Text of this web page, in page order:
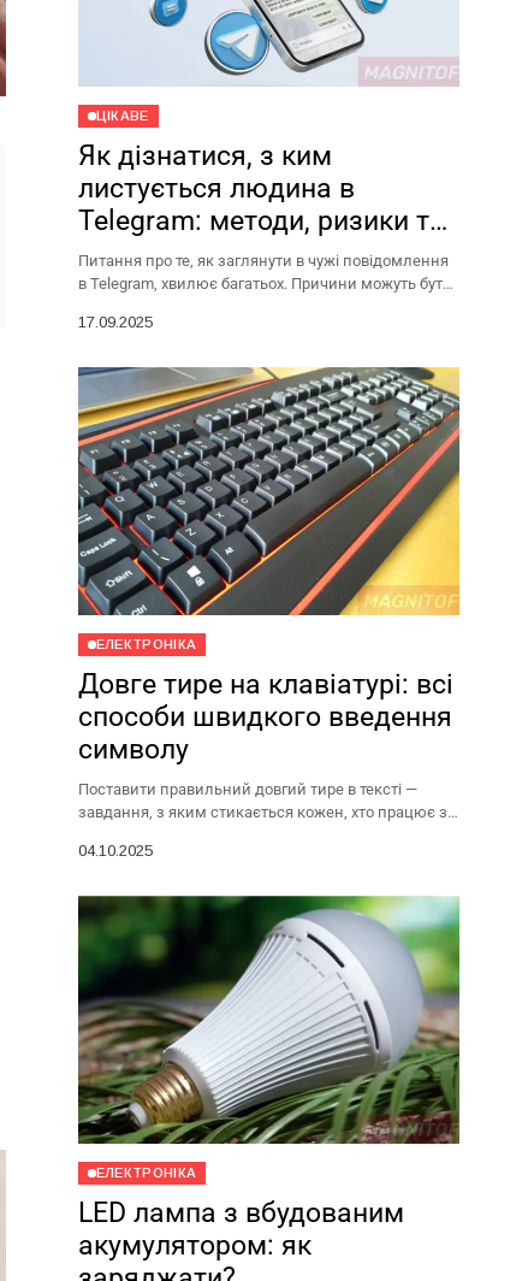
ЦІКАВЕ
Як дізнатися, з ким
листується людина в
Telegram: методи, ризики та
чому це погана ідея
Питання про те, як заглянути в чужі повідомлення
в Telegram, хвилює багатьох. Причини можуть бути
підозри в нечесності....
17.09.2025
ЕЛЕКТРОНІКА
Довге тире на клавіатурі: всі
способи швидкого введення
символу
Поставити правильний довгий тире в тексті —
завдання, з яким стикається кожен, хто працює з
мережі....
04.10.2025
ЕЛЕКТРОНІКА
LED лампа з вбудованим
акумулятором: як